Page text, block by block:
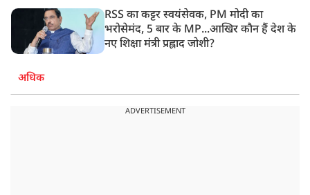
RSS का कट्टर स्वयंसेवक, PM मोदी का
भरोसेमंद, 5 बार के MP...आखिर कौन हैं देश के
नए शिक्षा मंत्री प्रह्लाद जोशी?
अधिक
ADVERTISEMENT